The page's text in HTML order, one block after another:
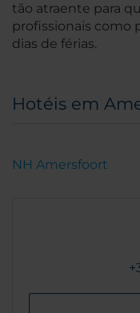
tão atraente para
profissionais como
dias de férias.
Hotéis em
NH Amersfoort